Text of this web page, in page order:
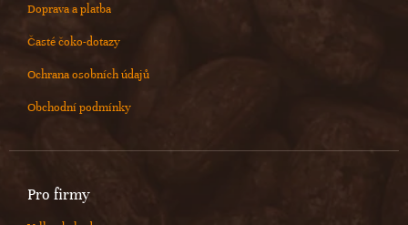
Doprava a platba
Časté čoko-dotazy
Ochrana osobních údajů
Obchodní podmínky
Pro firmy